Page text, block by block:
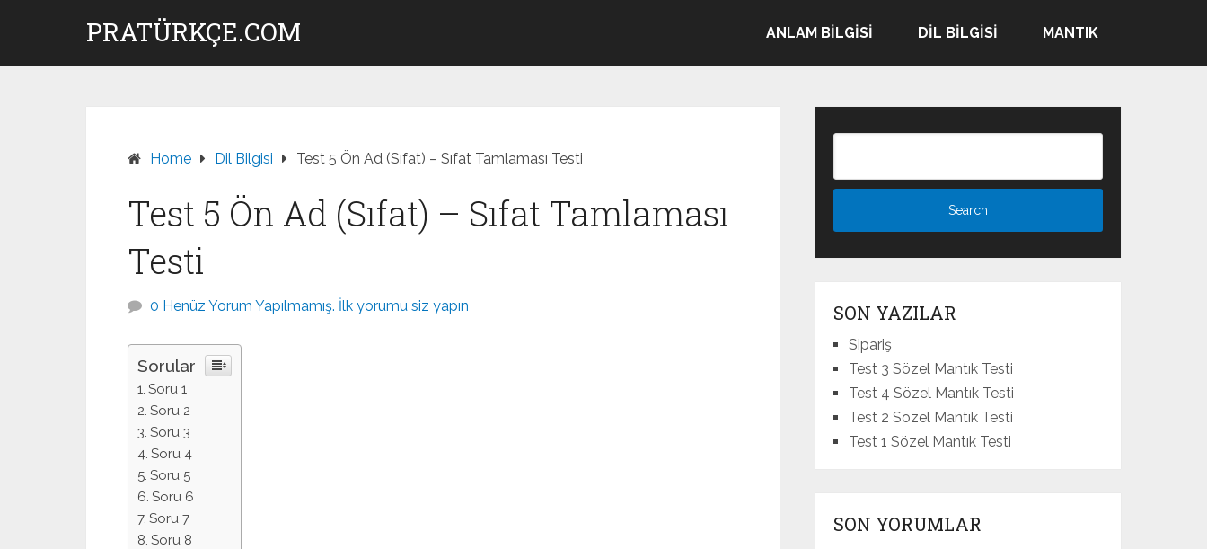
PRATÜRKÇE.COM ANLAM BILGISI DIL BILGISI MANTIK
Home Dil Bilgisi Test 5 Ön Ad (Sıfat) – Sıfat Tamlaması Testi
Test 5 Ön Ad (Sıfat) – Sıfat Tamlaması
Testi
0 Henüz Yorum Yapılmamış. İlk yorumu siz yapın
Sorular
Soru 1
Soru 2
Soru 3
Soru 4
Soru 5
Soru 6
Soru 7
Soru 8
SON YAZILAR
Sipariş
Test 3 Sözel Mantık Testi
Test 4 Sözel Mantık Testi
Test 2 Sözel Mantık Testi
Test 1 Sözel Mantık Testi
SON YORUMLAR